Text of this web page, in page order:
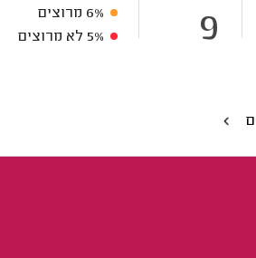
9
6% מרוצים
5% לא מרוצים